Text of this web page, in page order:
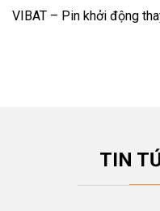
VIBAT – Pin khởi động
TIN